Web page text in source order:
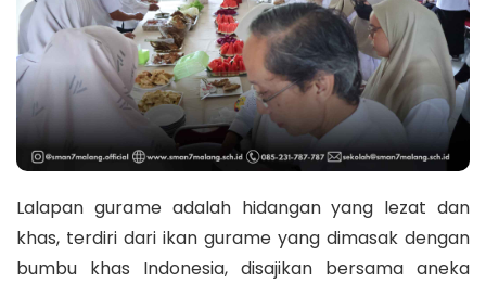
Lalapan gurame adalah hidangan yang lezat dan
khas, terdiri dari ikan gurame yang dimasak dengan
bumbu khas Indonesia, disajikan bersama aneka